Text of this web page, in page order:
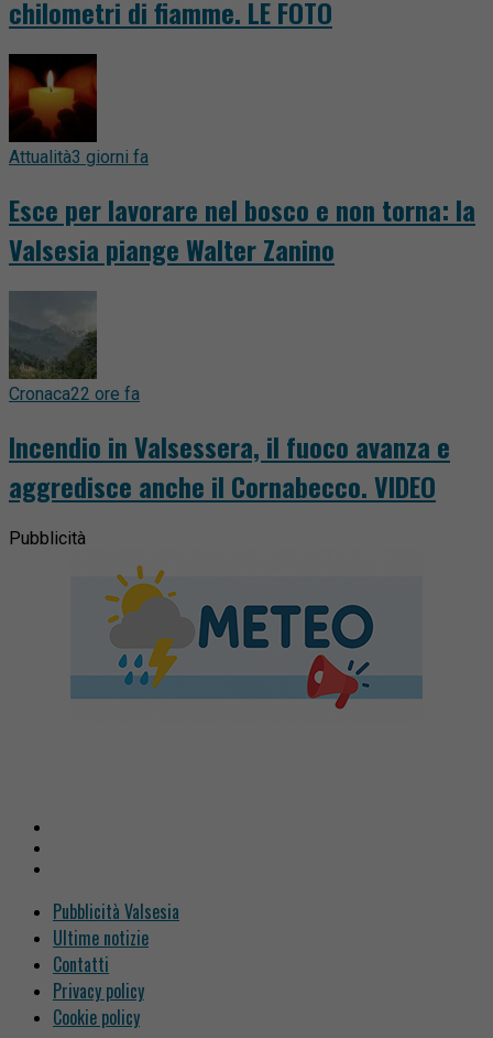
chilometri di fiamme. LE FOTO
Attualità3 giorni fa
Esce per lavorare nel bosco e non torna: la
Valsesia piange Walter Zanino
Cronaca22 ore fa
Incendio in Valsessera, il fuoco avanza e
aggredisce anche il Cornabecco. VIDEO
Pubblicità
Pubblicità Valsesia
Ultime notizie
Contatti
Privacy policy
Cookie policy